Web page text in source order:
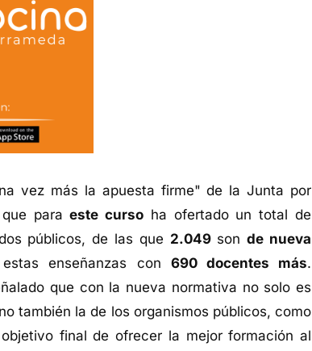
vez más la apuesta firme" de la Junta por
que paraeste curso ha ofertado un total de
públicos, de las que 2.049 sonde nueva
enseñanzas con 690 docentes más.
que con la nueva normativa no solo es
también la de los organismos públicos, como
final de ofrecer la mejor formación al